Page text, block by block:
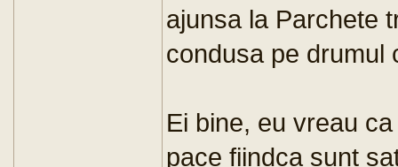
ajunsa la Parchete
condusa pe drumul
Ei bine, eu vreau
pace fiindca sunt